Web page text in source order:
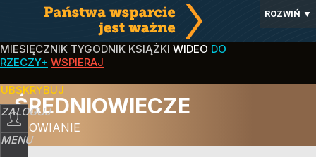
ROZWIŃ ▼
MIESIĘCZNIK TYGODNIK KSIĄŻKI WIDEO DO
RZECZY+ WSPIERAJ
ZALOGUJ
MENU
ŚREDNIOWIECZE
SŁOWIANIE